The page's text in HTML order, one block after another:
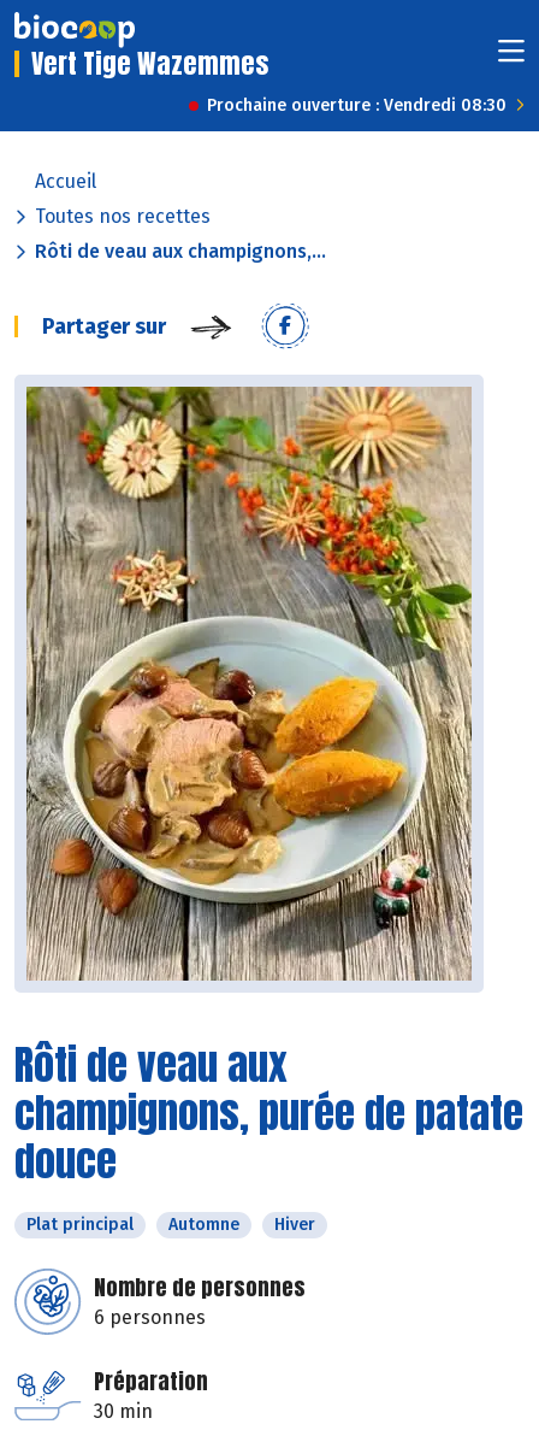
Vert Tige Wazemmes
Prochaine ouverture : Vendredi 08:30
Accueil
Toutes nos recettes
Rôti de veau aux champignons,...
Partager sur
Rôti de veau aux
champignons, purée de patate
douce
Plat principal Automne Hiver
Nombre de personnes
6 personnes
Préparation
30 min